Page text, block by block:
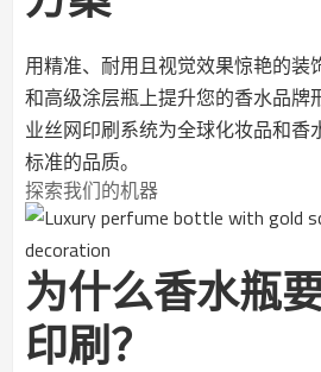
用精准、耐用且视觉效果惊艳的装
和高级涂层瓶上提升您的香水品牌
业丝网印刷系统为全球化妆品和香
标准的品质。
探索我们的机器
为什么香水瓶
印刷？